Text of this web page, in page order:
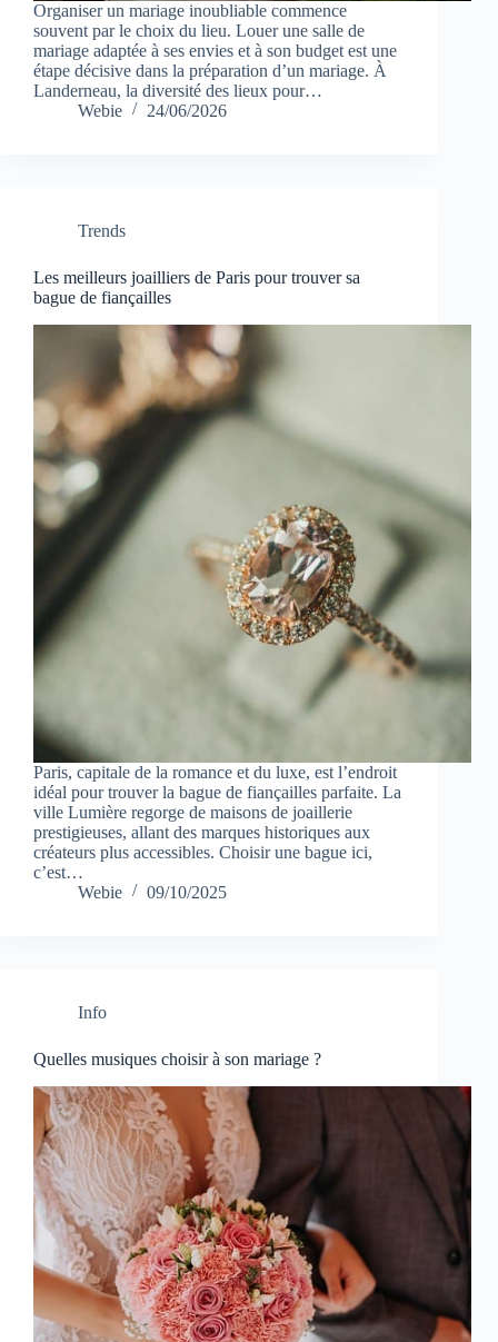
Organiser un mariage inoubliable commence
souvent par le choix du lieu. Louer une salle de
mariage adaptée à ses envies et à son budget est une
étape décisive dans la préparation d’un mariage. À
Landerneau, la diversité des lieux pour…
Webie
24/06/2026
Trends
Les meilleurs joailliers de Paris pour trouver sa
bague de fiançailles
Paris, capitale de la romance et du luxe, est l’endroit
idéal pour trouver la bague de fiançailles parfaite. La
ville Lumière regorge de maisons de joaillerie
prestigieuses, allant des marques historiques aux
créateurs plus accessibles. Choisir une bague ici,
c’est…
Webie
09/10/2025
Info
Quelles musiques choisir à son mariage ?